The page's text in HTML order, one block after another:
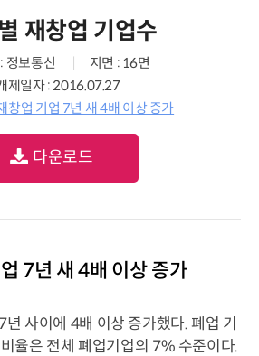
재창업 기업수
정보통신
지면 : 16면
제일자 : 2016.07.27
창업 기업 7년 새 4배 이상 증가
다운로드
7년 새 4배 이상 증가
사이에 4배 이상 증가했다. 폐업 기
율은 전체 폐업기업의 7% 수준이다.